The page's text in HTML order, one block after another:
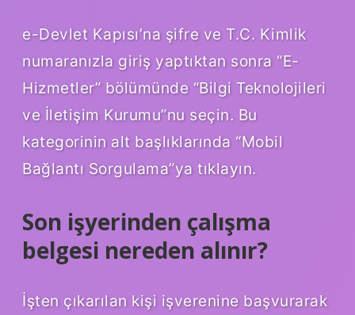
e-Devlet Kapısı’na şifre ve T.C. Kimlik
numaranızla giriş yaptıktan sonra “E-
Hizmetler” bölümünde “Bilgi Teknolojileri
ve İletişim Kurumu”nu seçin. Bu
kategorinin alt başlıklarında “Mobil
Bağlantı Sorgulama”ya tıklayın.
Son işyerinden çalışma
belgesi nereden alınır?
İşten çıkarılan kişi işverenine başvurarak